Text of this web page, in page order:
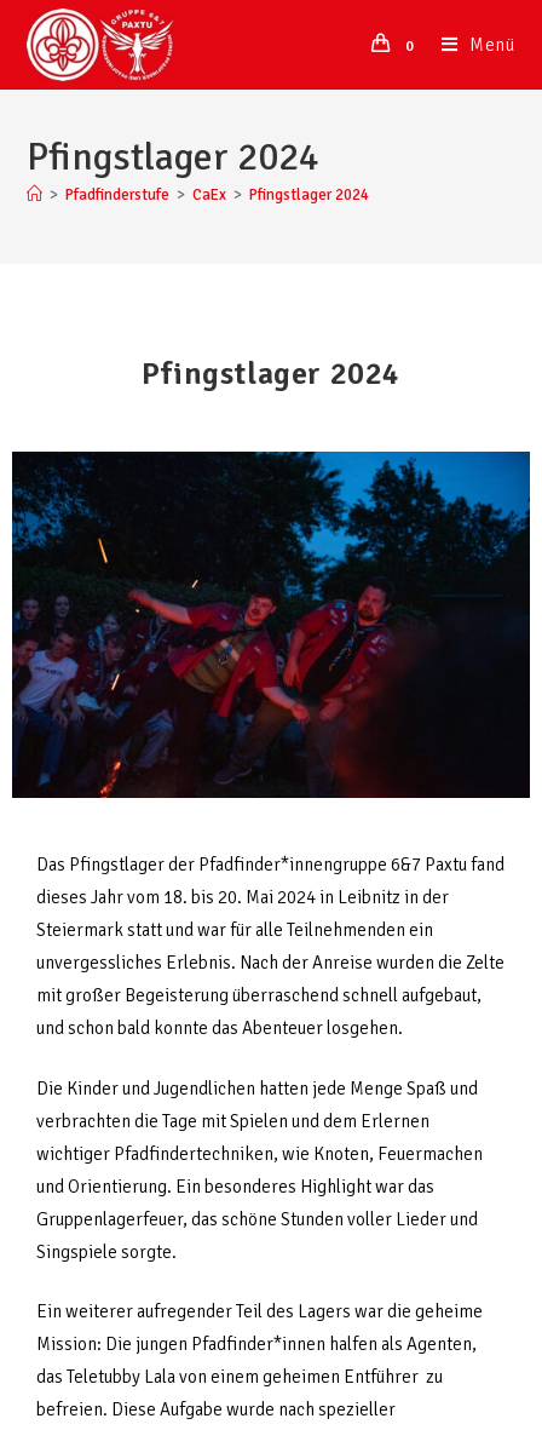
0 Menü
Pfingstlager 2024
> Pfadfinderstufe > CaEx > Pfingstlager 2024
Pfingstlager 2024
Das Pfingstlager der Pfadfinder*innengruppe 6&7 Paxtu fand
dieses Jahr vom 18. bis 20. Mai 2024 in Leibnitz in der
Steiermark statt und war für alle Teilnehmenden ein
unvergessliches Erlebnis. Nach der Anreise wurden die Zelte
mit großer Begeisterung überraschend schnell aufgebaut,
und schon bald konnte das Abenteuer losgehen.
Die Kinder und Jugendlichen hatten jede Menge Spaß und
verbrachten die Tage mit Spielen und dem Erlernen
wichtiger Pfadfindertechniken, wie Knoten, Feuermachen
und Orientierung. Ein besonderes Highlight war das
Gruppenlagerfeuer, das schöne Stunden voller Lieder und
Singspiele sorgte.
Ein weiterer aufregender Teil des Lagers war die geheime
Mission: Die jungen Pfadfinder*innen halfen als Agenten,
das Teletubby Lala von einem geheimen Entführer zu
befreien. Diese Aufgabe wurde nach spezieller